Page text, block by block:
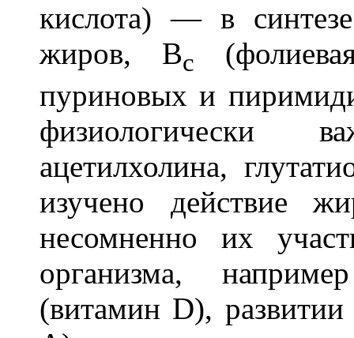
кислота) — в
жиров, Вс
пуриновых и
физиологически
ацетилхолина,
изучено действие
несомненно их
организма,
(витамин D),